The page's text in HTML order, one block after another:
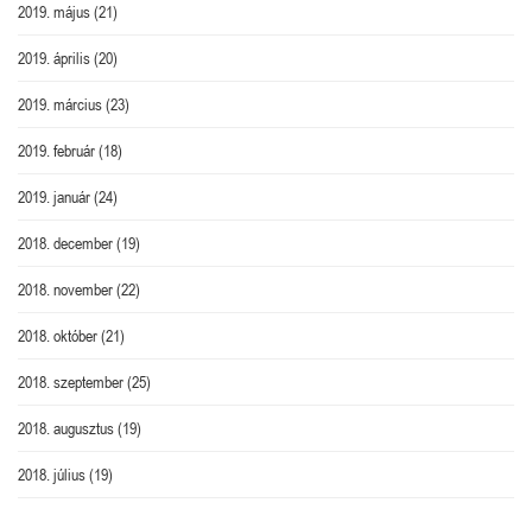
2019. május(21)
2019. április(20)
2019. március(23)
2019. február(18)
2019. január(24)
2018. december(19)
2018. november(22)
2018. október(21)
2018. szeptember(25)
2018. augusztus(19)
2018. július(19)